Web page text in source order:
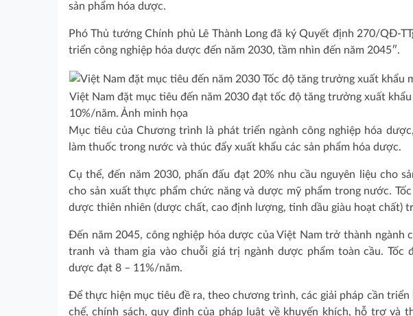
sản phẩm hóa dược.
Phó Thủ tướng Chính phủ Lê Thành Long đã ký Quyết định 270/QĐ-
triển công nghiệp hóa dược đến năm 2030, tầm nhìn đến năm 2045″.
Việt Nam đặt mục tiêu đến năm 2030 đạt tốc độ tăng trưởng xuất
10%/năm. Ảnh minh họa
Mục tiêu của Chương trình là phát triển ngành công nghiệp hóa
làm thuốc trong nước và thúc đẩy xuất khẩu các sản phẩm hóa dược.
Cụ thể, đến năm 2030, phấn đấu đạt 20% nhu cầu nguyên liệu cho
cho sản xuất thực phẩm chức năng và dược mỹ phẩm trong nước.
dược thiên nhiên (dược chất, cao định lượng, tinh dầu giàu hoạt chất)
Đến năm 2045, công nghiệp hóa dược của Việt Nam trở thành ngành
tranh và tham gia vào chuỗi giá trị ngành dược phẩm toàn cầu. Tốc
dược đạt 8 – 11%/năm.
Để thực hiện mục tiêu đề ra, theo chương trình, các giải pháp cần
chế, chính sách, quy định của pháp luật về khuyến khích, hỗ trợ và